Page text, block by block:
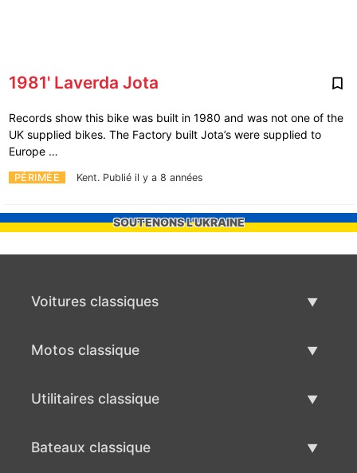
1981' Laverda Jota
PÉRIMÉE Kent. Publié il y a 8 années
Records show this bike was built in 1980 and was not one of the
UK supplied bikes. The Factory built Jota’s were supplied to
Europe …
SOUTENONS L'UKRAINE
Voitures classiques
Motos classique
Utilitaires classique
Bateaux classique